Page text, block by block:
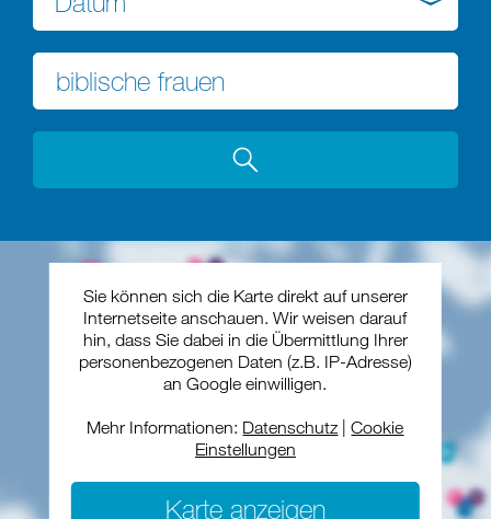
Sie können sich die Karte direkt auf unserer
Internetseite anschauen. Wir weisen darauf
hin, dass Sie dabei in die Übermittlung Ihrer
personenbezogenen Daten (z.B. IP-Adresse)
an Google einwilligen.
Mehr Informationen: Datenschutz |Cookie
Einstellungen
Karte anzeigen